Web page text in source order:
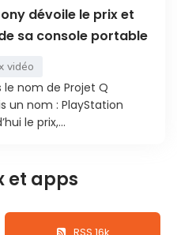
des haut-
de 3,5 mm
un casque ou des
également la
Link développée
et le casque Pulse
casques Bluetooth
pas
en utilisant une
dévoile le prix et
sa console portable
vidéo
nom de Projet Q
un nom : PlayStation
le prix,...
et apps